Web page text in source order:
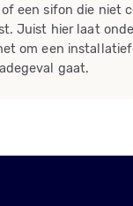
een sifon die niet
Juist hier laat
om een
gaat.